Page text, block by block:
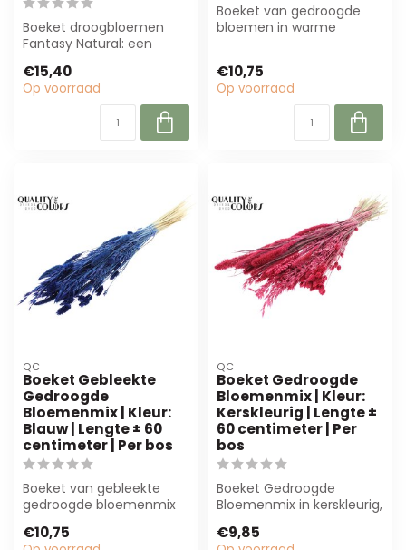
Boeket droogbloemen
Fantasy Natural: een
boeket van natuurlij...
€15,40
Op voorraad
Boeket van gedroogde
bloemen in warme
€10,75
Op voorraad
QC
Boeket Gebleekte
Gedroogde
Bloemenmix | Kleur:
Blauw | Lengte ± 60
centimeter | Per bos
Boeket van gebleekte
gedroogde bloemenmix
voor duurza...
€10,75
QC
Boeket Gedroogde
Bloemenmix | Kleur:
Kerskleurig | Lengte ±
60 centimeter | Per
bos
Boeket Gedroogde
Bloemenmix in kerskleurig,
bloemisten en ev...
€9,85